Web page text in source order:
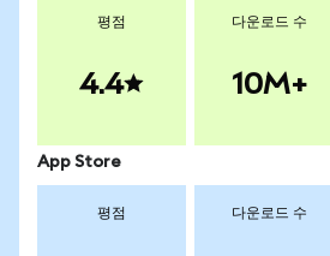
평점
4.4
다운로드 수
10M+
App Store
평점 다운로드 수